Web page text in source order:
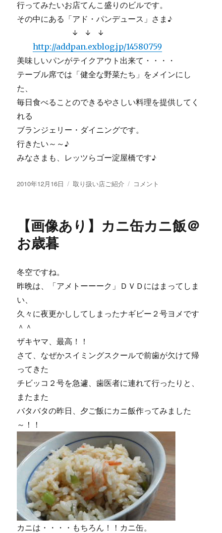
行ってみたいお店てんこ盛りのビルです。
その中にある「アド・パンデュース」さま♪
↓ ↓ ↓
http://addpan.exblog.jp/14580759
美味しいパンがテイクアウト出来て・・・・
テーブル席では「健全な野菜たち」をメインにし
た、
毎日食べることのできるやさしい料理を提供してく
れる
ブランジェリー・ダイニングです。
行きたい～～♪
みなさまも、レッツらゴー淀屋橋です♪
投
2010年12月16日
カ
ー
取り扱い店ご紹介
【画
淀
屋
キ
お
店
サ
ー
に
コメント
【画像あり】カニ缶カニ飯＠
お歳暮
冬空ですね。
昨晩は、「アメトーーーク」ＤＶＤにはまってしま
い、
久々に夜更かししてしまったナギビー２号ヨメです
＾＾
ザキヤマ、最高！！
さて、なぜかスイミングスクールで前歯が欠けて帰
ってきた
チビッコ２号を急遽、歯医者に連れて行ったりと、
またまた
バタバタの昨日、夕ご飯にカニ飯作ってみました
～！！
カニは・・・・もちろん！！カニ缶。